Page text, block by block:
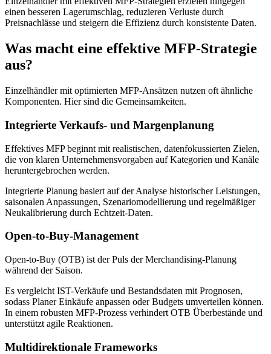
einen besseren Lagerumschlag, reduzieren Verluste durch
Preisnachlässe und steigern die Effizienz durch konsistente Daten.
Was macht eine effektive MFP-Strategie
aus?
Einzelhändler mit optimierten MFP-Ansätzen nutzen oft ähnliche
Komponenten. Hier sind die Gemeinsamkeiten.
Integrierte Verkaufs- und Margenplanung
Effektives MFP beginnt mit realistischen, datenfokussierten Zielen,
die von klaren Unternehmensvorgaben auf Kategorien und Kanäle
heruntergebrochen werden.
Integrierte Planung basiert auf der Analyse historischer Leistungen,
saisonalen Anpassungen, Szenariomodellierung und regelmäßiger
Neukalibrierung durch Echtzeit-Daten.
Open-to-Buy-Management
Open-to-Buy (OTB) ist der Puls der Merchandising-Planung
während der Saison.
Es vergleicht IST-Verkäufe und Bestandsdaten mit Prognosen,
sodass Planer Einkäufe anpassen oder Budgets umverteilen können.
In einem robusten MFP-Prozess verhindert OTB Überbestände und
unterstützt agile Reaktionen.
Multidirektionale Frameworks